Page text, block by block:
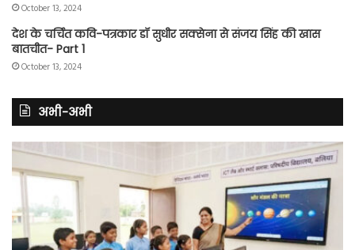
October 13, 2024
देश के चर्चित कवि-पत्रकार डॉ सुधीर सक्सेना से संजय सिंह की खास
बातचीत- Part 1
October 13, 2024
अभी-अभी